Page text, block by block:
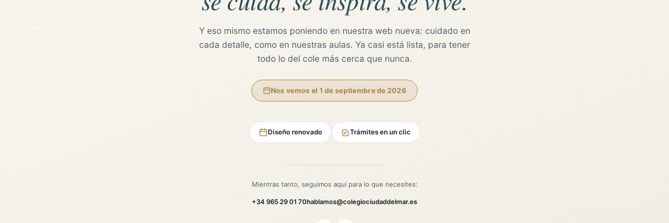
Y eso mismo estamos poniendo en nuestra web nueva: cuidado en
cada detalle, como en nuestras aulas. Ya casi está lista, para tener
todo lo del cole más cerca que nunca.
Nos vemos el 1 de septiembre de 2026
Diseño renovado Trámites en un clic
Mientras tanto, seguimos aquí para lo que necesites:
+34 965 29 01 70hablamos@colegiociudaddelmar.es